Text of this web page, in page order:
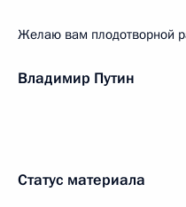
Желаю вам плодотворной
Владимир Путин
Статус материала